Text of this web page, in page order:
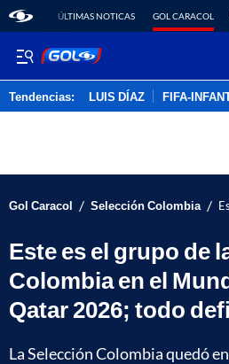
ÚLTIMAS NOTICAS GOL CARACOL
Tendencias: LUIS DÍAZ FIFA-
Gol Caracol / Selección Colombia /
Este es el grupo de
Colombia en el
Qatar 2026; todo
La Selección Colombia quedó